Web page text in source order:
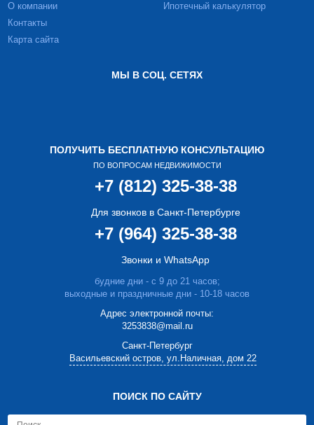
О компании
Контакты
Карта сайта
Ипотечный калькулятор
МЫ В СОЦ. СЕТЯХ
ПОЛУЧИТЬ БЕСПЛАТНУЮ КОНСУЛЬТАЦИЮ
ПО ВОПРОСАМ НЕДВИЖИМОСТИ
+7 (812) 325-38-38
Для звонков в Санкт-Петербурге
+7 (964) 325-38-38
Звонки и WhatsApp
будние дни - с 9 до 21 часов;
выходные и праздничные дни - 10-18 часов
Адрес электронной почты:
3253838@mail.ru
Cанкт-Петербург
Васильевский остров, ул.Наличная, дом 22
ПОИСК ПО САЙТУ